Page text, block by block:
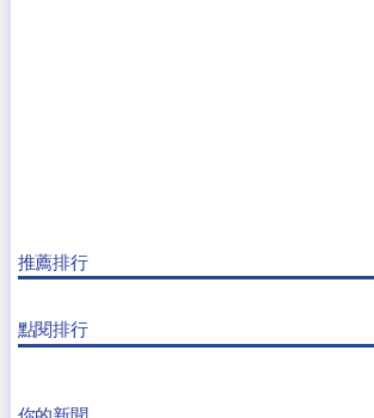
推薦排行
點閱排行